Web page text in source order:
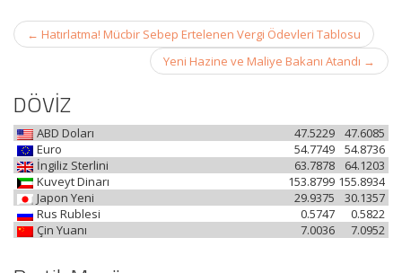
Post
navigation
← Hatırlatma! Mücbir Sebep Ertelenen Vergi Ödevleri Tablosu
Yeni Hazine ve Maliye Bakanı Atandı →
DÖVİZ
ABD Doları 47.6085
47.5229
Euro
54.8736
54.7749
İngiliz Sterlini
64.1203
63.7878
Kuveyt Dinarı
155.8934
153.8799
Japon Yeni
30.1357
29.9375
Rus Rublesi
0.5822
0.5747
Çin Yuanı
7.0952
7.0036